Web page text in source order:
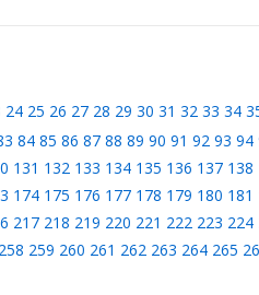
24 25 26 27 28 29 30 31 32 33 34
84 85 86 87 88 89 90 91 92 93 94
131 132 133 134 135 136 137 138
174 175 176 177 178 179 180 181
217 218 219 220 221 222 223 224
258 259 260 261 262 263 264 265